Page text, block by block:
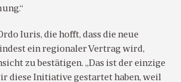
Iuris, die hofft, dass die neue
ein regionaler Vertrag wird,
zu bestätigen. „Das ist der einzige
diese Initiative gestartet haben, weil